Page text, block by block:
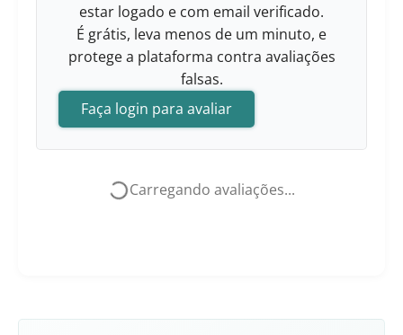
estar logado e com email verificado.
É grátis, leva menos de um minuto, e
protege a plataforma contra avaliações
falsas.
Faça login para avaliar
Carregando avaliações...